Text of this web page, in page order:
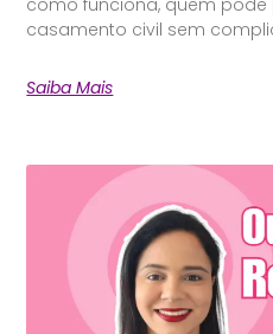
casamento civil sem
Saiba Mais